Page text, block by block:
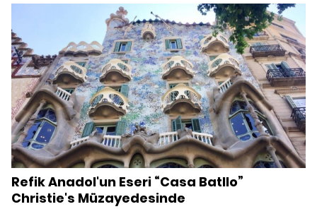
Harry Styles gibi ünlü isimlerin sahne alacağı festivali
mercek altına alıyoruz.
Refik Anadol'un Eseri “Casa Batllo”
Christie's Müzayedesinde